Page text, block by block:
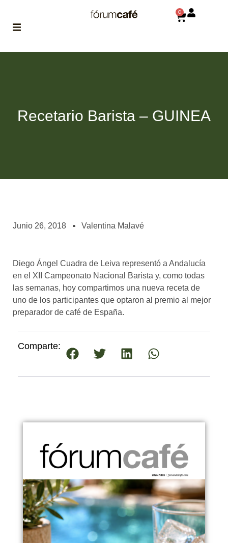
de fórum
asociados
el café siempre tiene
algo nuevo que
enseñarnos
BOLSA DE TRABAJO
¡te imaginas vivir de tu pasión
CONTACTO
0
Recetario Barista – GUINEA
Junio 26, 2018 Valentina Malavé
Diego Ángel Cuadra de Leiva representó a Andalucía
en el XII Campeonato Nacional Barista y, como todas
las semanas, hoy compartimos una nueva receta de
uno de los participantes que optaron al premio al mejor
preparador de café de España.
Comparte: